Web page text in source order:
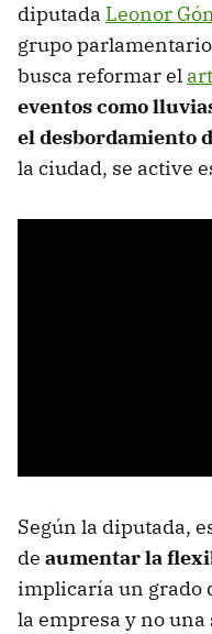
diputada Leonor
grupo
busca reformar el
eventos como
el desbordamiento
la ciudad, se active
Según la diputada,
de aumentar la
implicaría un grado
la empresa y no